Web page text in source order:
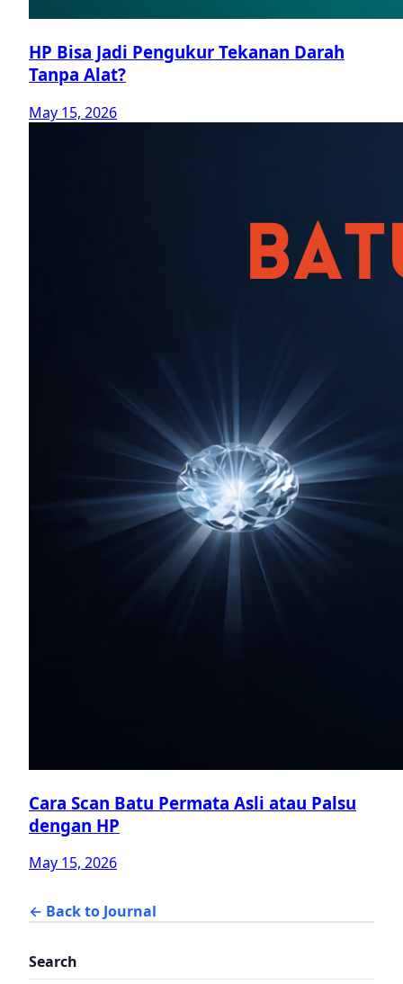
HP Bisa Jadi Pengukur Tekanan Darah
Tanpa Alat?
May 15, 2026
Cara Scan Batu Permata Asli atau Palsu
dengan HP
May 15, 2026
← Back to Journal
Search